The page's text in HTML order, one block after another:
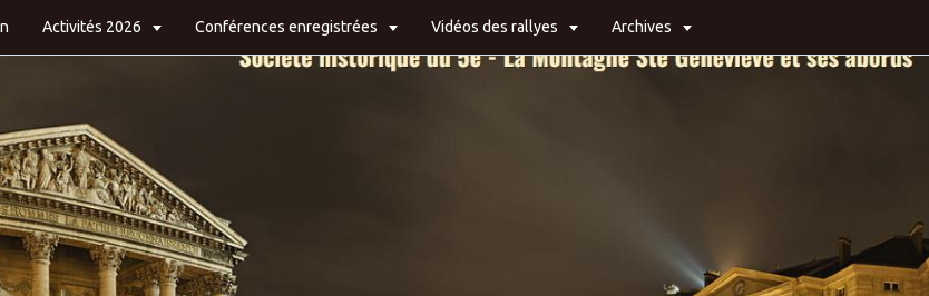
Activités 2026 Conférences enregistrées Vidéos des rallyes Archives